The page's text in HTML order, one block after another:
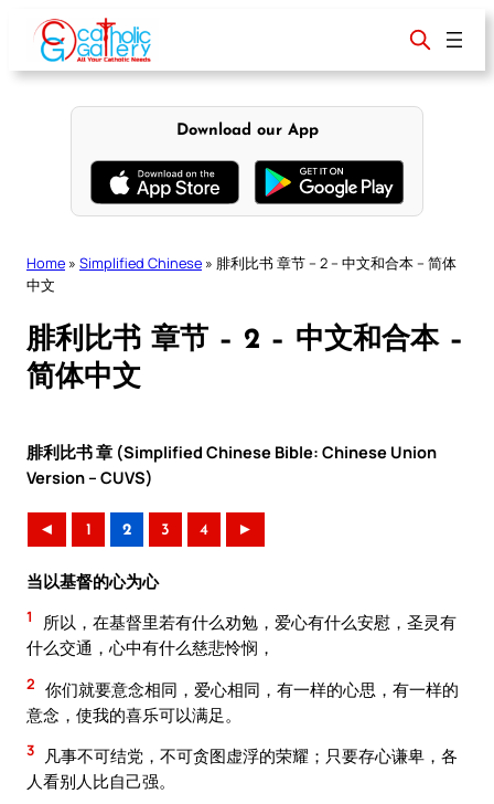
content
Download our App
Home » Simplified Chinese » 腓利比书 章节 – 2 – 中文和合本 – 简体
中文
腓利比书 章节 – 2 – 中文和合本 –
简体中文
腓利比书 章 (Simplified Chinese Bible: Chinese Union
Version – CUVS)
◄ 1 2 3 4 ►
当以基督的心为心
1
所以，在基督里若有什么劝勉，爱心有什么安慰，圣灵有
什么交通，心中有什么慈悲怜悯，
2 你们就要意念相同，爱心相同，有一样的心思，有一样的
意念，使我的喜乐可以满足。
3
凡事不可结党，不可贪图虚浮的荣耀；只要存心谦卑，各
人看别人比自己强。